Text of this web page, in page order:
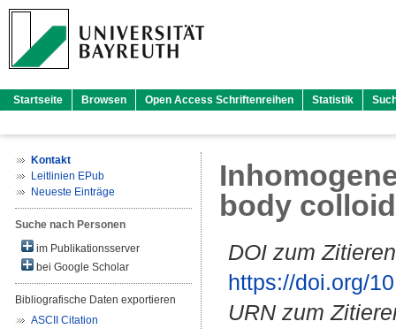
Startseite Browsen Open Access Schriftenreihen Statistik
Kontakt
Leitlinien EPub
Neueste Einträge
Suche nach Personen
im Publikationsserver
bei Google Scholar
Bibliografische Daten exportieren
ASCII Citation
body
DOI zum
https://doi.org/
URN zum